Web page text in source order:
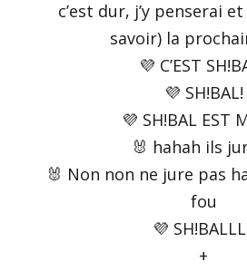
c’est dur, j’y penserai
savoir) la
💜 C’EST
💜 SH!BAL!
💜 SH!BAL EST
🐰 hahah ils
🐰 Non non ne jure pas
fou
💜
+